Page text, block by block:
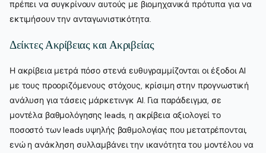
πρέπει να συγκρίνουν αυτούς με βιομηχανικά πρότυπα για να
εκτιμήσουν την ανταγωνιστικότητα.
Δείκτες Ακρίβειας και Ακριβείας
Η ακρίβεια μετρά πόσο στενά ευθυγραμμίζονται οι έξοδοι AI
με τους προοριζόμενους στόχους, κρίσιμη στην προγνωστική
ανάλυση για τάσεις μάρκετινγκ AI. Για παράδειγμα, σε
μοντέλα βαθμολόγησης leads, η ακρίβεια αξιολογεί το
ποσοστό των leads υψηλής βαθμολογίας που μετατρέπονται,
ενώ η ανάκληση συλλαμβάνει την ικανότητα του μοντέλου να